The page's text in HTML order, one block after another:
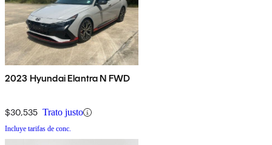
2023 Hyundai Elantra N FWD
$30,535 Trato justo
Incluye tarifas de conc.